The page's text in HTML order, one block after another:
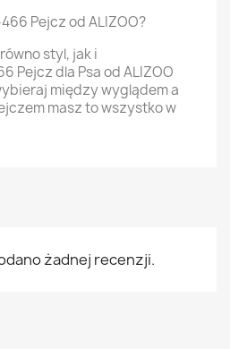
Pejcz od ALIZOO?
styl, jak i
Pejcz dla Psa od ALIZOO
między wyglądem a
masz to wszystko w
żadnej recenzji.